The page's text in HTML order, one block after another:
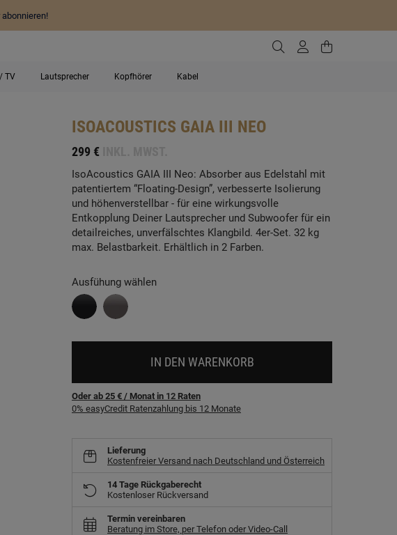
Zur Suche gehen
ZumZum
TV Lautsprecher Kopfhörer Kabel
ISOACOUSTICS GAIA III NEO
299 €
IsoAcoustics GAIA III Neo: Absorber aus Edelstahl mit
patentiertem “Floating-Design”, verbesserte Isolierung
und höhenverstellbar - für eine wirkungsvolle
Entkopplung Deiner Lautsprecher und Subwoofer für ein
detailreiches, unverfälschtes Klangbild. 4er-Set. 32 kg
max. Belastbarkeit. Erhältlich in 2 Farben.
Ausfühung wählen
IN DEN WARENKORB
Oder ab 25 € / Monat in 12 Raten
0% easyCredit Ratenzahlung bis 12 Monate
Lieferung
Kostenfreier Versand nach Deutschland und Österreich
14 Tage Rückgaberecht
Kostenloser Rückversand
Termin vereinbaren
Beratung im Store, per Telefon oder Video-Call